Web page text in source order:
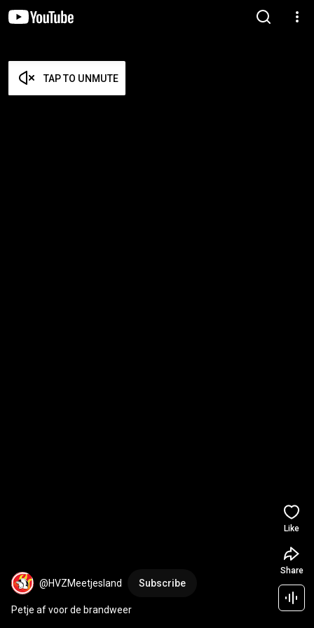
TAP TO UNMUTE
@HVZMeetjesland Subscribe
Petje af voor de brandweer
Like
Share